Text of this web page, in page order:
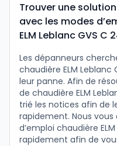
Trouver une
avec les modes
ELM Leblanc GVS C
Les dépanneurs
chaudière ELM Leblanc
leur panne. Afin de
de chaudière ELM
trié les notices afin de
rapidement. Nous
d’emploi chaudière
rapidement afin de